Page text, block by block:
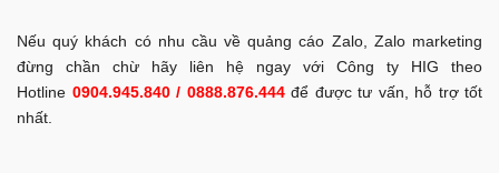
Nếu quý khách có nhu cầu về quảng cáo Zalo, Zalo marketing
đừng chần chừ hãy liên hệ ngay với Công ty HIG theo
Hotline 0904.945.840 / 0888.876.444để được tư vấn, hỗ trợ tốt
nhất.